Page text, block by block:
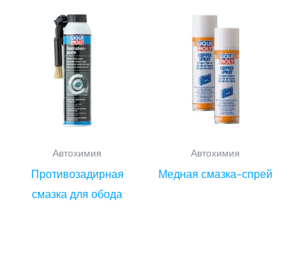
Автохимия
Противозадирная
смазка для обода
Автохимия
Медная смазка-спрей